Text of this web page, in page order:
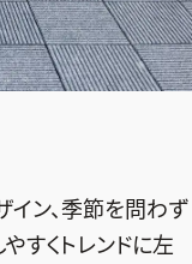
ジン、
への応募など
イン、季節を問わず
すくトレンドに左